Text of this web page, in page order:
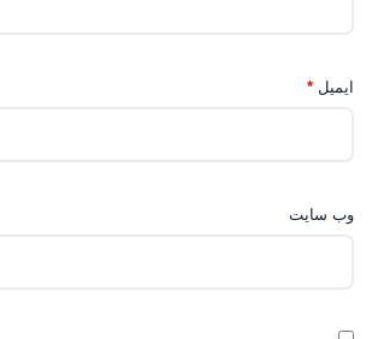
ایمیل *
وب‌ سایت